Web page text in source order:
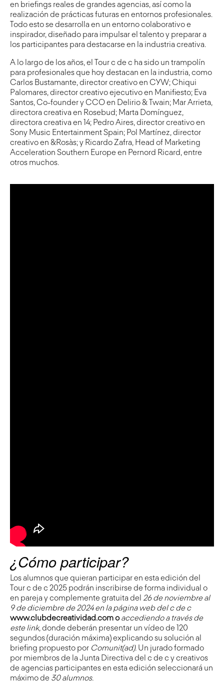
en briefings reales de grandes agencias, así como la
realización de prácticas futuras en entornos profesionales.
Todo esto se desarrolla en un entorno colaborativo e
inspirador, diseñado para impulsar el talento y preparar a
los participantes para destacarse en la industria creativa.
A lo largo de los años, el Tour c de c ha sido un trampolín
para profesionales que hoy destacan en la industria, como
Carlos Bustamante, director creativo en CYW; Chiqui
Palomares, director creativo ejecutivo en Manifiesto; Eva
Santos, Co-founder y CCO en Delirio & Twain; Mar Arrieta,
directora creativa en Rosebud; Marta Domínguez,
directora creativa en 14; Pedro Aires, director creativo en
Sony Music Entertainment Spain; Pol Martínez, director
creativo en &Rosàs; y Ricardo Zafra, Head of Marketing
Acceleration Southern Europe en Pernord Ricard, entre
otros muchos.
¿Cómo participar?
Los alumnos que quieran participar en esta edición del
Tour c de c 2025 podrán inscribirse de forma individual o
en pareja y complemente gratuita del 26 de noviembre al
9 de diciembre de 2024 en la página web del c de c
www.clubdecreatividad.comoaccediendo a través de
este link,donde deberán presentar un vídeo de 120
segundos (duración máxima) explicando su solución al
briefing propuesto por Comunit(ad). Un jurado formado
por miembros de la Junta Directiva del c de c y creativos
de agencias participantes en esta edición seleccionará un
máximo de 30 alumnos.